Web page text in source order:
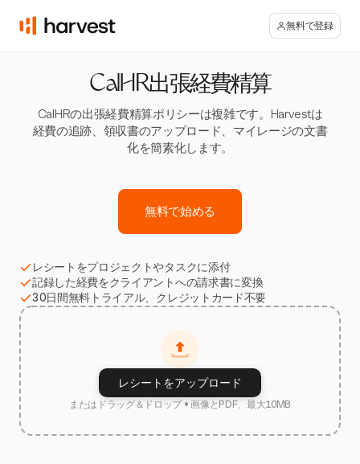
無料で登録
CalHR出張経費精算
CalHRの出張経費精算ポリシーは複雑です。Harvestは
経費の追跡、領収書のアップロード、マイレージの文書
化を簡素化します。
無料で始める
レシートをプロジェクトやタスクに添付
記録した経費をクライアントへの請求書に変換
30日間無料トライアル、クレジットカード不要
レシートをアップロード
またはドラッグ＆ドロップ • 画像とPDF、最大10MB